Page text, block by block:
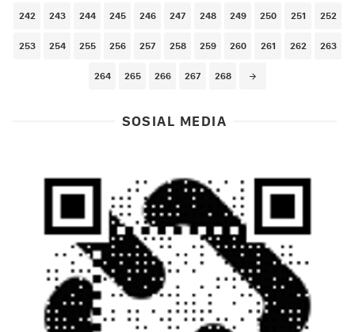
242 243 244 245 246 247 248 249 250 251 252
253 254 255 256 257 258 259 260 261 262 263
264 265 266 267 268
SOSIAL MEDIA